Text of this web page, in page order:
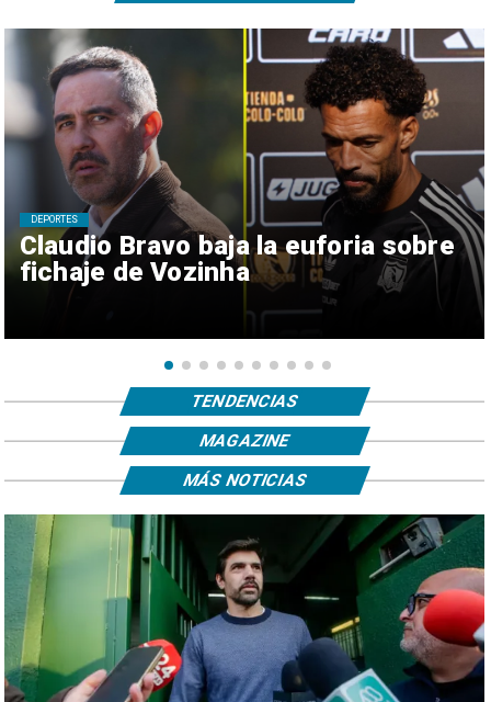
Claudio Bravo baja la euforia sobre
fichaje de Vozinha
DEPORTES
TENDENCIAS
MAGAZINE
MÁS NOTICIAS